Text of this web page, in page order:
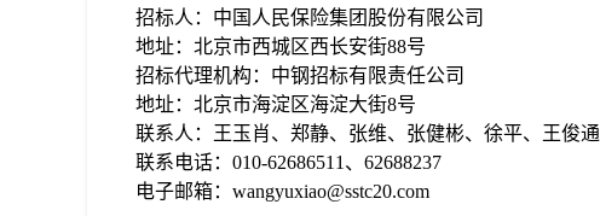
招标人：中国人民保险集团股份有限公司
地址：北京市西城区西长安街88号
招标代理机构：中钢招标有限责任公司
地址：北京市海淀区海淀大街8号
联系人：王玉肖、郑静、张维、张健彬、徐平、王俊通
联系电话： 010-62686511、62688237
电子邮箱： wangyuxiao@sstc20.com